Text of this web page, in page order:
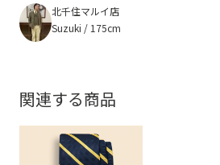
北千住マルイ店
Suzuki / 175cm
関連する商品